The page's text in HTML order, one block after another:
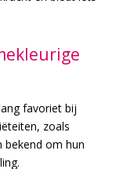
favoriet bij
zoals
bekend om hun